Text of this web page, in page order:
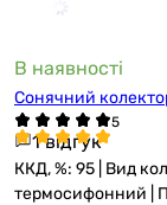
В наявності
Сонячний
1 відгук
ККД, %: 95 | Вид
термосифонний |